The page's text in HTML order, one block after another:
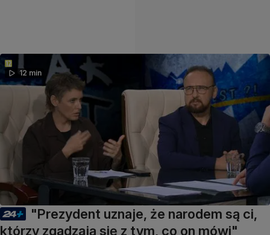
12 min
"Prezydent uznaje, że narodem są ci,
którzy zgadzają się z tym, co on mówi"